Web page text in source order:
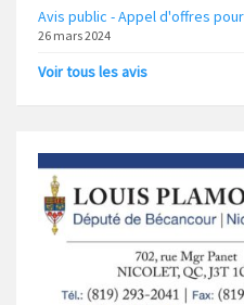
Avis public - Appel d'offres
26 mars 2024
Voir tous les avis